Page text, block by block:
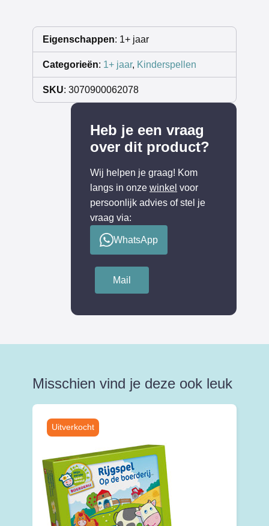
Eigenschappen: 1+ jaar
Categorieën: 1+ jaar, Kinderspellen
SKU: 3070900062078
Heb je een vraag
over dit product?
Wij helpen je graag! Kom
langs in onze winkel voor
persoonlijk advies of stel je
vraag via:
WhatsApp
Mail
Misschien vind je deze ook leuk